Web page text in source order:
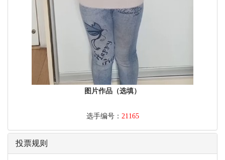
图片作品（选填）
选手编号： 21165
投票规则